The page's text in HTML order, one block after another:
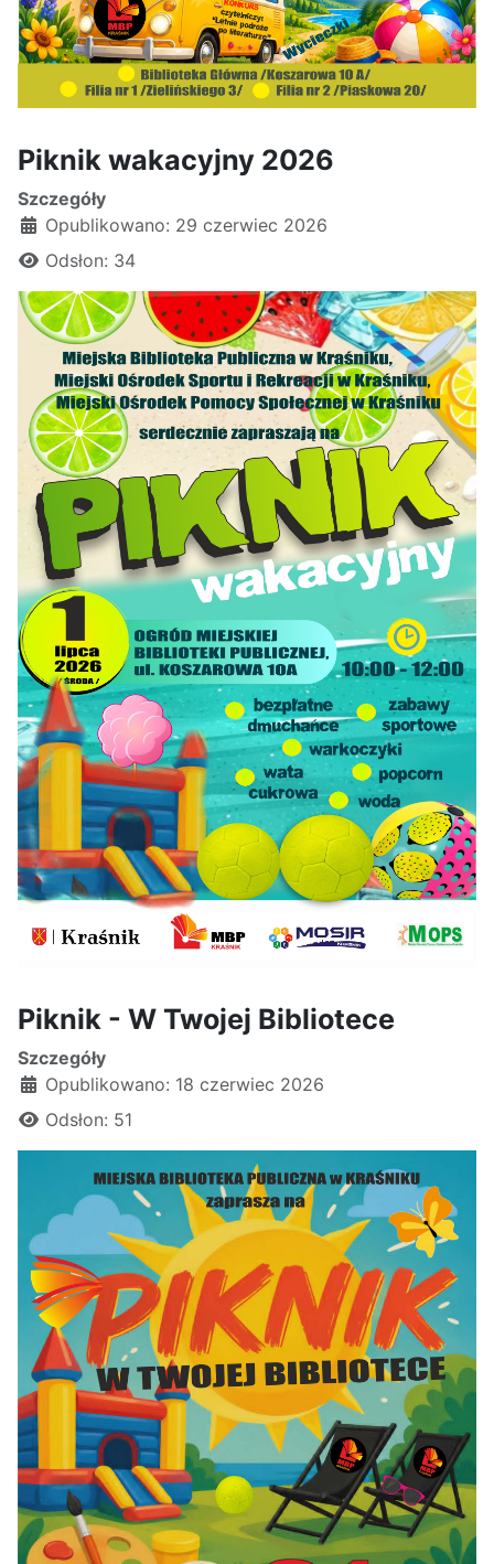
Piknik wakacyjny 2026
Szczegóły
Opublikowano: 29 czerwiec 2026
Odsłon: 34
Piknik - W Twojej Bibliotece
Szczegóły
Opublikowano: 18 czerwiec 2026
Odsłon: 51